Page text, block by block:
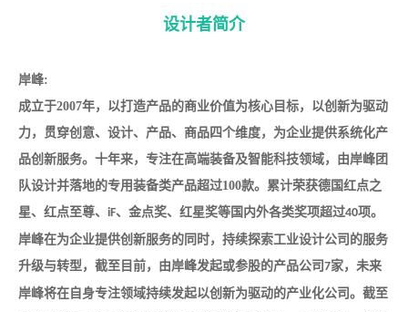
设计者简介
岸峰:
成立于2007年，以打造产品的商业价值为核心目标，以创新为驱动
力，贯穿创 意、设计、产品、商品四个维度，为企业提供系统化产
品创新服务。十年来，专注在高端装备及智能科技领域，由岸峰团
队设计并落地的专用装备类产品超过100款。累计荣获德国红点之
星、红点至尊、 iF、金点奖、红星奖等国内外各类奖项超过40项。
岸峰在为企业提供创新服务的同时，持续探索工业设计公司的服务
升级与转型，截至目前，由岸峰发起或参股的产品公司 7家，未来
岸峰将在自身专注领域持续发起以创新为驱动的产业化公司。截至